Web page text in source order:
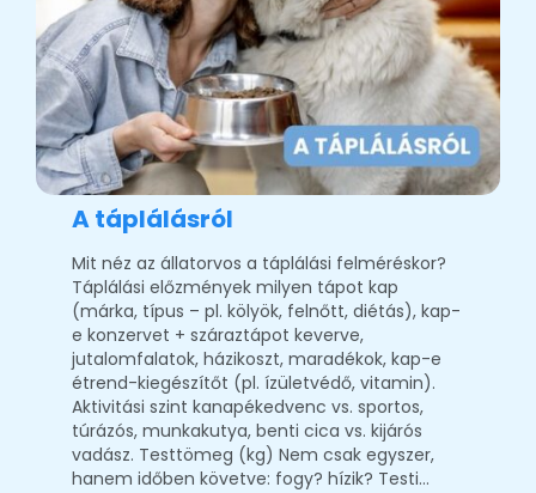
A táplálásról
Mit néz az állatorvos a táplálási felméréskor?
Táplálási előzmények milyen tápot kap
(márka, típus – pl. kölyök, felnőtt, diétás), kap-
e konzervet + száraztápot keverve,
jutalomfalatok, házikoszt, maradékok, kap-e
étrend-kiegészítőt (pl. ízületvédő, vitamin).
Aktivitási szint kanapékedvenc vs. sportos,
túrázós, munkakutya, benti cica vs. kijárós
vadász. Testtömeg (kg) Nem csak egyszer,
hanem időben követve: fogy? hízik? Testi…